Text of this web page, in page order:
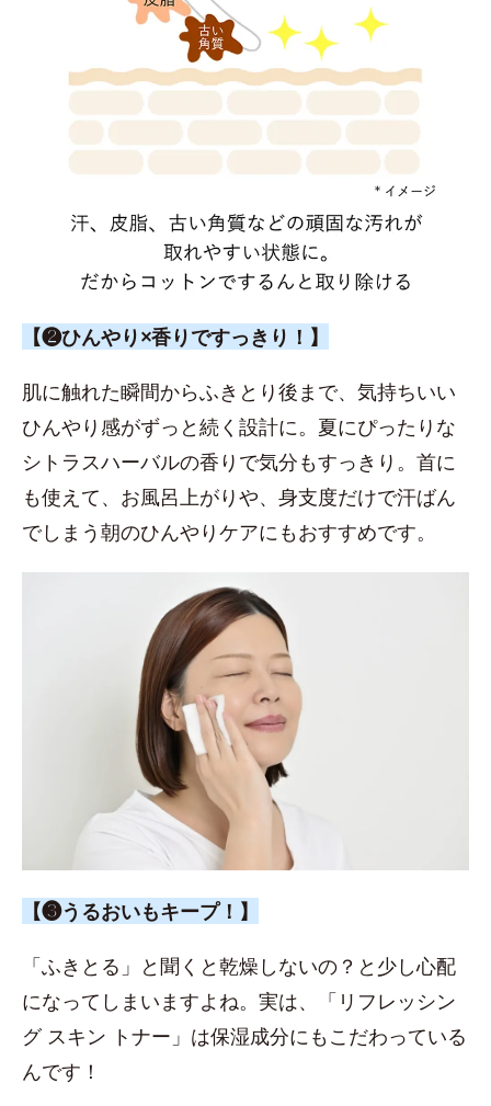
【❷ひんやり×香りですっきり！】
肌に触れた瞬間からふきとり後まで、気持ちいい
ひんやり感がずっと続く設計に。夏にぴったりな
シトラスハーバルの香りで気分もすっきり。首に
も使えて、お風呂上がりや、身支度だけで汗ばん
でしまう朝のひんやりケアにもおすすめです。
【❸うるおいもキープ！】
「ふきとる」と聞くと乾燥しないの？と少し心配
になってしまいますよね。実は、「リフレッシン
グ スキン トナー」は保湿成分にもこだわっている
んです！